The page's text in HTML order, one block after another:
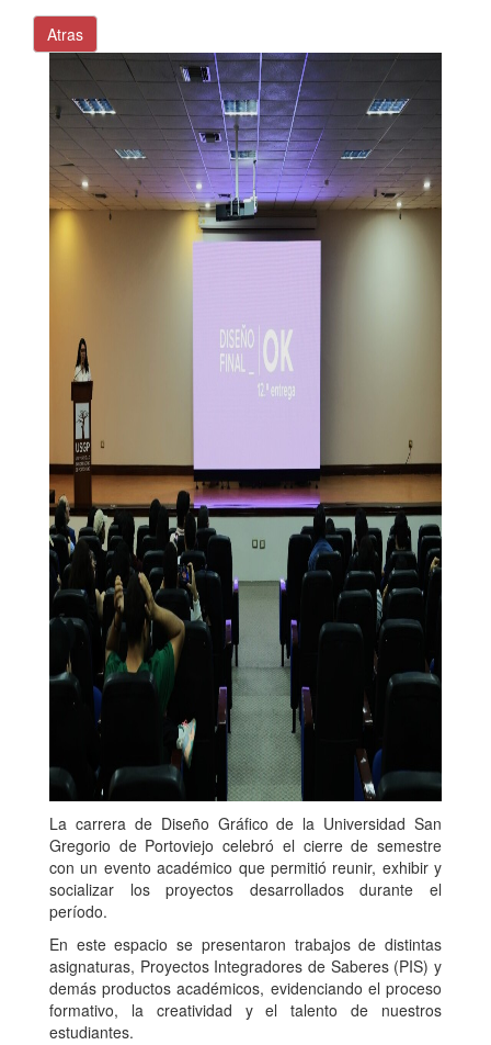
Atras
La carrera de Diseño Gráfico de la Universidad San
Gregorio de Portoviejo celebró el cierre de semestre
con un evento académico que permitió reunir, exhibir y
socializar los proyectos desarrollados durante el
período.
En este espacio se presentaron trabajos de distintas
asignaturas, Proyectos Integradores de Saberes (PIS) y
demás productos académicos, evidenciando el proceso
formativo, la creatividad y el talento de nuestros
estudiantes.